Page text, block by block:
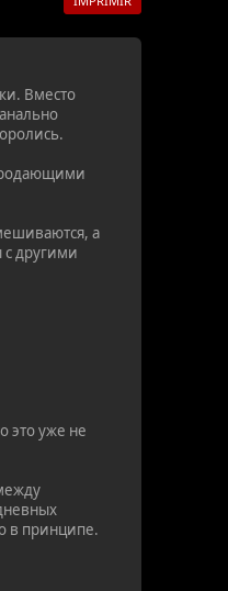
Вместо
а
с другими
это уже не
в принципе.